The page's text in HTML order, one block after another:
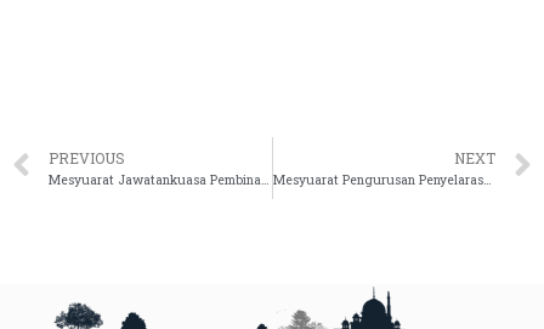
PREVIOUS
Mesyuarat Jawatankuasa Pembinaan Modul Pakar Turath Bil. 1 2021
NEXT
Mesyuarat Pengurusan Penyelarasan Kes Rayuan Bersama Hakim Rayuan Syariah JKSM & Ketua-Ketua Pendaftar JKSNMSN Bil. 12021